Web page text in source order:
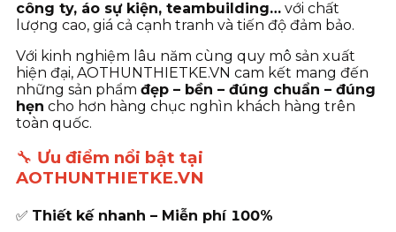
công ty, áo sự kiện, teambuilding… với chất
lượng cao, giá cả cạnh tranh và tiến độ đảm bảo.
Với kinh nghiệm lâu năm cùng quy mô sản xuất
hiện đại, AOTHUNTHIETKE.VN cam kết mang đến
những sản phẩm đẹp – bền – đúng chuẩn – đúng
hẹn cho hơn hàng chục nghìn khách hàng trên
toàn quốc.
🔧 Ưu điểm nổi bật tại
AOTHUNTHIETKE.VN
✅ Thiết kế nhanh – Miễn phí 100%